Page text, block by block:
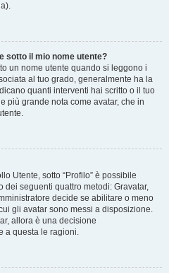
sotto il mio nome utente?
un nome utente quando si leggono i
al tuo grado, generalmente ha la
quanti interventi hai scritto o il tuo
più grande nota come avatar, che in
Utente, sotto “Profilo” è possibile
seguenti quattro metodi: Gravatar,
decide se abilitare o meno
gli avatar sono messi a disposizione.
allora è una decisione
a questa le ragioni.